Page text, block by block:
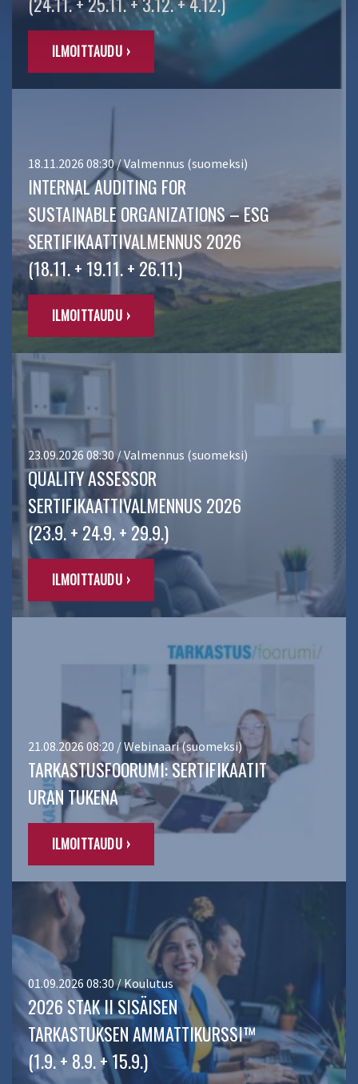
ILMOITTAUDU ›
18.11.2026 08:30 / Valmennus (suomeksi)
INTERNAL AUDITING FOR
SUSTAINABLE ORGANIZATIONS – ESG
SERTIFIKAATTIVALMENNUS 2026
(18.11. + 19.11. + 26.11.)
ILMOITTAUDU ›
23.09.2026 08:30 / Valmennus (suomeksi)
QUALITY ASSESSOR
SERTIFIKAATTIVALMENNUS 2026
(23.9. + 24.9. + 29.9.)
ILMOITTAUDU ›
21.08.2026 08:20 / Webinaari (suomeksi)
TARKASTUSFOORUMI: SERTIFIKAATIT
URAN TUKENA
ILMOITTAUDU ›
01.09.2026 08:30 / Koulutus
2026 STAK II SISÄISEN
TARKASTUKSEN AMMATTIKURSSI™
(1.9. + 8.9. + 15.9.)